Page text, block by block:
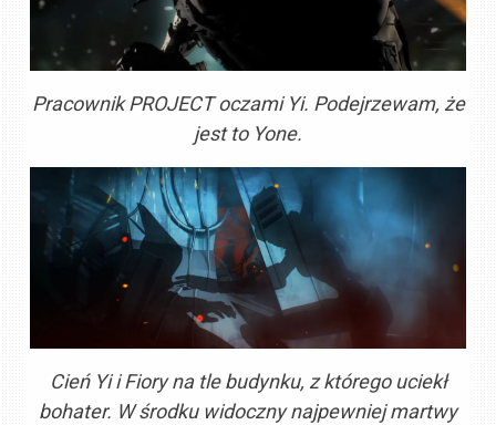
Pracownik PROJECT oczami Yi. Podejrzewam, że
jest to Yone.
Cień Yi i Fiory na tle budynku, z którego uciekł
bohater. W środku widoczny najpewniej martwy